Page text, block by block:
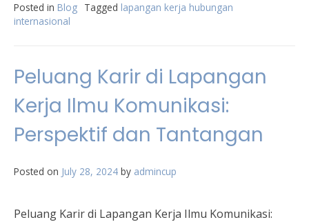
Posted in Blog Tagged lapangan kerja hubungan
internasional
Peluang Karir di Lapangan
Kerja Ilmu Komunikasi:
Perspektif dan Tantangan
Posted on July 28, 2024 by admincup
Peluang Karir di Lapangan Kerja Ilmu Komunikasi: